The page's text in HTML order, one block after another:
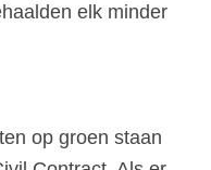
elk minder
op groen staan